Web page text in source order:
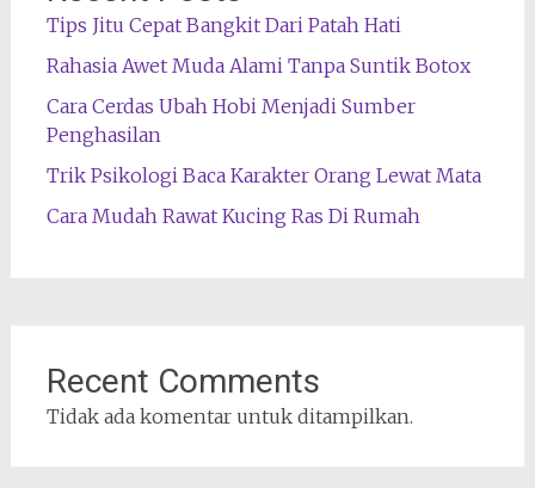
Tips Jitu Cepat Bangkit Dari Patah Hati
Rahasia Awet Muda Alami Tanpa Suntik Botox
Cara Cerdas Ubah Hobi Menjadi Sumber
Penghasilan
Trik Psikologi Baca Karakter Orang Lewat Mata
Cara Mudah Rawat Kucing Ras Di Rumah
Recent Comments
Tidak ada komentar untuk ditampilkan.